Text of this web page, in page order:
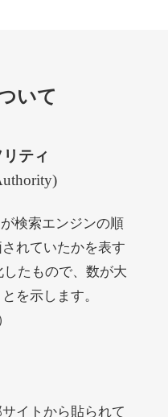
る
ドメイン年齢
る
いて
リティ
検索エンジンの順
れていたかを表す
たもので、数が大
を示します。
イトから貼られて